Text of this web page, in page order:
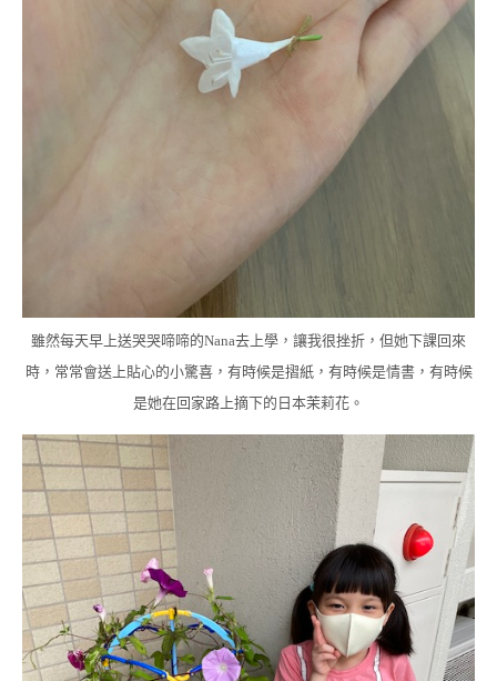
雖然每天早上送哭哭啼啼的Nana去上學，讓我很挫折，但她下課回來
時，常常會送上貼心的小驚喜，有時候是摺紙，有時候是情書，有時候
是她在回家路上摘下的日本茉莉花。